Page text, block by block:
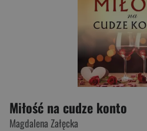
Miłość na cudze konto
Magdalena Załęcka